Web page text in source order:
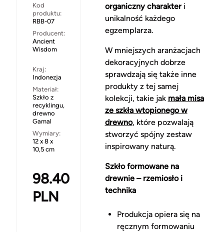
Kod
produktu:
RBB-07
Producent:
Ancient
Wisdom
Kraj:
Indonezja
Materiał:
Szkło z
recyklingu,
drewno
Gamal
Wymiary:
12 x 8 x
10,5 cm
98.40
PLN
organiczny charakteri
unikalność każdego
egzemplarza.
W mniejszych aranżacjach
dekoracyjnych dobrze
sprawdzają się także inne
produkty z tej samej
kolekcji, takie jak mała misa
ze szkła wtopionego w
drewno, które pozwalają
stworzyć spójny zestaw
inspirowany naturą.
Szkło formowane na
drewnie – rzemiosło i
technika
Produkcja opiera się na
ręcznym formowaniu